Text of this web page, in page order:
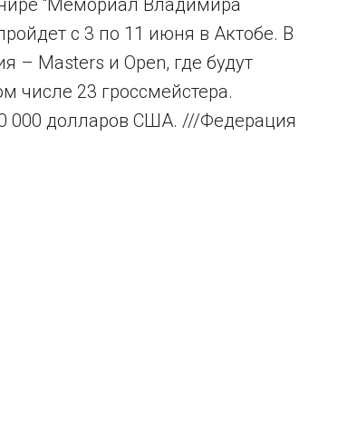
с 3 по 11 июня в Актобе. В
– Masters и Open, где будут
числе 23 гроссмейстера.
000 долларов США. ///Федерация